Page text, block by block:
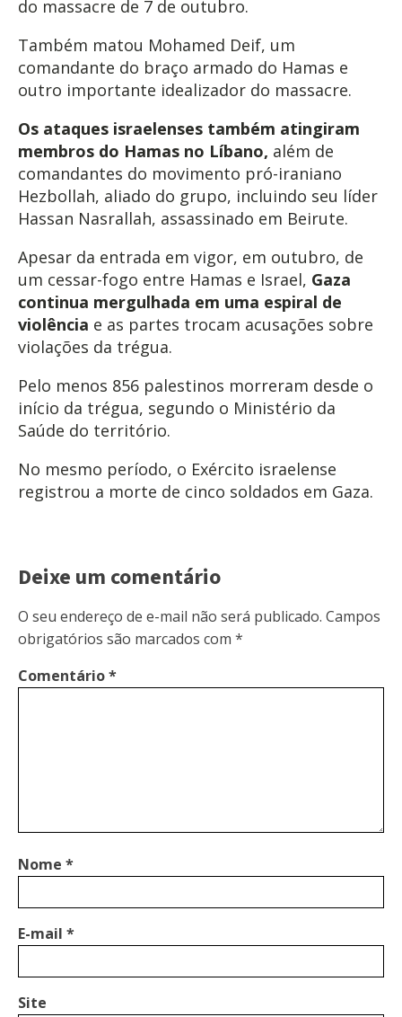
do massacre de 7 de outubro.
Também matou Mohamed Deif, um
comandante do braço armado do Hamas e
outro importante idealizador do massacre.
Os ataques israelenses também atingiram
membros do Hamas no Líbano, além de
comandantes do movimento pró-iraniano
Hezbollah, aliado do grupo, incluindo seu líder
Hassan Nasrallah, assassinado em Beirute.
Apesar da entrada em vigor, em outubro, de
um cessar-fogo entre Hamas e Israel, Gaza
continua mergulhada em uma espiral de
violência e as partes trocam acusações sobre
violações da trégua.
Pelo menos 856 palestinos morreram desde o
início da trégua, segundo o Ministério da
Saúde do território.
No mesmo período, o Exército israelense
registrou a morte de cinco soldados em Gaza.
Deixe um comentário
O seu endereço de e-mail não será publicado. Campos
obrigatórios são marcados com *
Comentário*
Nome *
E-mail *
Site